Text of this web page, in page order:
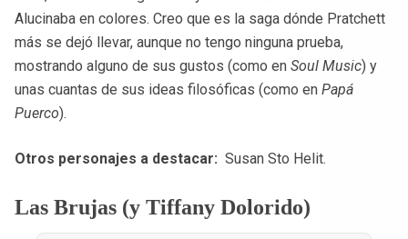
Alucinaba en colores. Creo que es la saga dónde Pratchett
más se dejó llevar, aunque no tengo ninguna prueba,
mostrando alguno de sus gustos (como en Soul Music) y
unas cuantas de sus ideas filosóficas (como en Papá
Puerco).
Otros personajes a destacar: Susan Sto Helit.
Las Brujas (y Tiffany Dolorido)